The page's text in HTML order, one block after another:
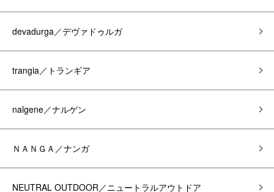
devadurga／デヴァドゥルガ
trangia／トランギア
nalgene／ナルゲン
ＮＡＮＧＡ／ナンガ
NEUTRAL OUTDOOR／ニュートラルアウトドア